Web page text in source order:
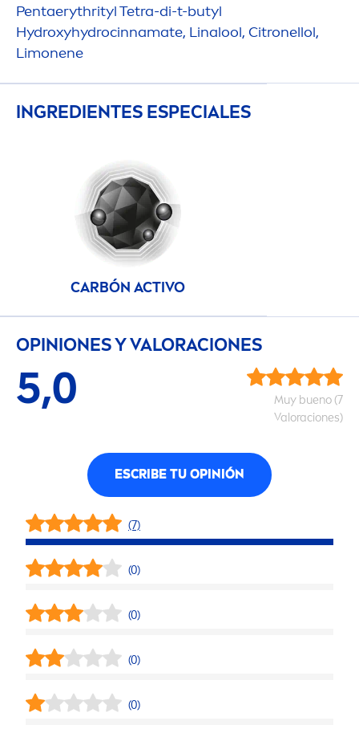
Pentaerythrityl Tetra-di-t-butyl
Hydroxyhydrocinnamate, Linalool, Citronellol,
Limonene
INGREDIENTES ESPECIALES
CARBÓN ACTIVO
OPINIONES Y VALORACIONES
5,0
Muy bueno (7
Valoraciones)
ESCRIBE TU OPINIÓN
(7)
(0)
(0)
(0)
(0)